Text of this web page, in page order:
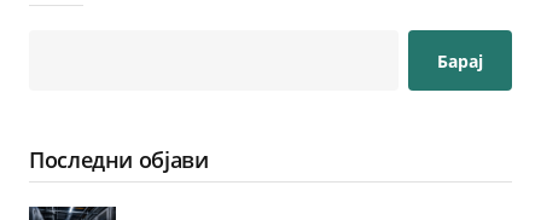
Барај
Последни објави